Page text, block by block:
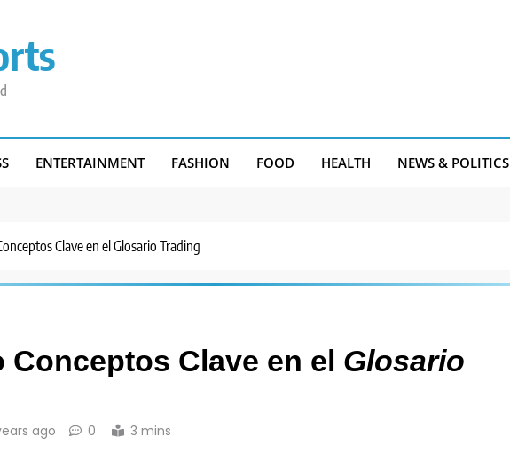
ENTERTAINMENT FASHION FOOD HEALTH NEWS & POLITICS
Clave en el Glosario Trading
Conceptos Clave en el Glosario
ago 0 3 mins